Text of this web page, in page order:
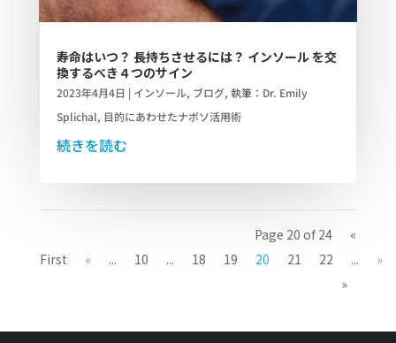
寿命はいつ？ 長持ちさせるには？ インソール を交
換するべき４つのサイン
2023年4月4日 | インソール, ブログ, 執筆：Dr. Emily
Splichal, 目的にあわせたナボソ活用術
続きを読む
Page 20 of 24
«
First
« ... 10 ... 18 19 20 21 22 ...
»
»